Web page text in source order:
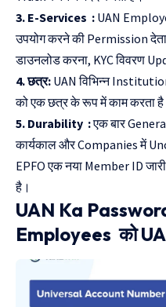
3. E-Services : UAN
उपयोग करने की Permission
डाउनलोड करना, KYC विवरण
4. छत्र: UAN विभिन्न
को एक छत्र के रूप में काम करता
5. Durability :एक बार
कार्यकाल और Companies में
EPFO एक नया Member ID
है।
UAN Ka
Employees को